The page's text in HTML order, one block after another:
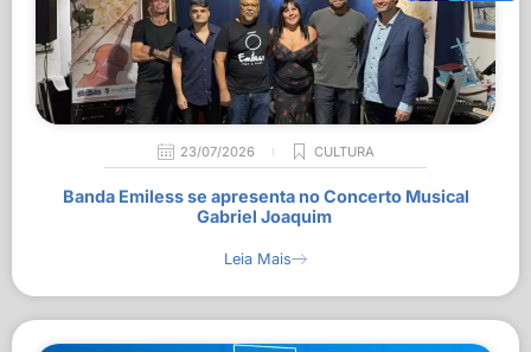
23/07/2026 CULTURA
Banda Emiless se apresenta no Concerto Musical
Gabriel Joaquim
Leia Mais